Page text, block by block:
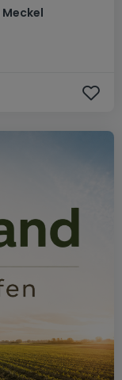
Meckel